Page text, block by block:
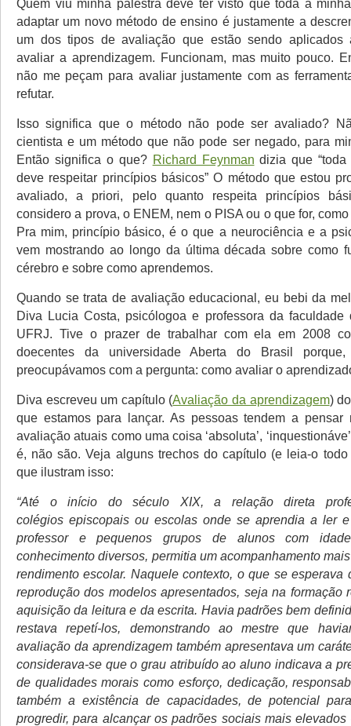
Quem viu minha palestra deve ter visto que toda a
adaptar um novo método de ensino é justamente a
um dos tipos de avaliação que estão sendo aplicados
avaliar a aprendizagem. Funcionam, mas muito pouco.
não me peçam para avaliar justamente com as
refutar.
Isso significa que o método não pode ser avaliado?
cientista e um método que não pode ser negado, para
Então significa o que? Richard Feynman dizia que
deve respeitar princípios básicos” O método que estou
avaliado, a priori, pelo quanto respeita princípios
considero a prova, o ENEM, nem o PISA ou o que for,
Pra mim, princípio básico, é o que a neurociência e a
vem mostrando ao longo da última década sobre como
cérebro e sobre como aprendemos.
Quando se trata de avaliação educacional, eu bebi da
Diva Lucia Costa, psicólogoa e professora da faculdade
UFRJ. Tive o prazer de trabalhar com ela em 2008
doecentes da universidade Aberta do Brasil
preocupávamos com a pergunta: como avaliar o
Diva escreveu um capítulo (Avaliação da aprendizagem)
que estamos para lançar. As pessoas tendem a pensar
avaliação atuais como uma coisa ‘absoluta’,
é, não são. Veja alguns trechos do capítulo (e leia-o
que ilustram isso:
“Até o início do século XIX, a relação direta
colégios episcopais ou escolas onde se aprendia a ler
professor e pequenos grupos de alunos com
conhecimento diversos, permitia um acompanhamento
rendimento escolar. Naquele contexto, o que se esperava
reprodução dos modelos apresentados, seja na formação
aquisição da leitura e da escrita. Havia padrões bem
restava repetí-los, demonstrando ao mestre que
avaliação da aprendizagem também apresentava um
considerava-se que o grau atribuído ao aluno indicava a
de qualidades morais como esforço, dedicação,
também a existência de capacidades, de potencial
progredir, para alcançar os padrões sociais mais